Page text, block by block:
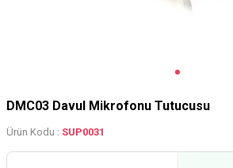
DMC03 Davul Mikrofonu Tutucusu
Ürün Kodu : SUP0031